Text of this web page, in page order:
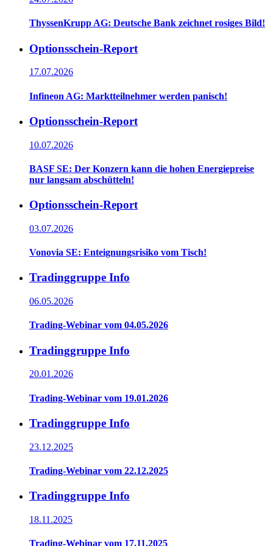
ThyssenKrupp AG: Deutsche Bank zeichnet rosiges Bild!
Optionsschein-Report
17.07.2026
Infineon AG: Marktteilnehmer werden panisch!
Optionsschein-Report
10.07.2026
BASF SE: Der Konzern kann die hohen Energiepreise
nur langsam abschütteln!
Optionsschein-Report
03.07.2026
Vonovia SE: Enteignungsrisiko vom Tisch!
Tradinggruppe Info
06.05.2026
Trading-Webinar vom 04.05.2026
Tradinggruppe Info
20.01.2026
Trading-Webinar vom 19.01.2026
Tradinggruppe Info
23.12.2025
Trading-Webinar vom 22.12.2025
Tradinggruppe Info
18.11.2025
Trading-Webinar vom 17.11.2025